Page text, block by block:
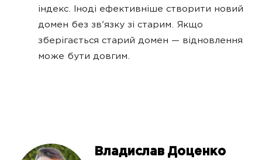
індекс. Іноді ефективніше створити новий
домен без зв'язку зі старим. Якщо
зберігається старий домен — відновлення
може бути довгим.
Владислав Доценко